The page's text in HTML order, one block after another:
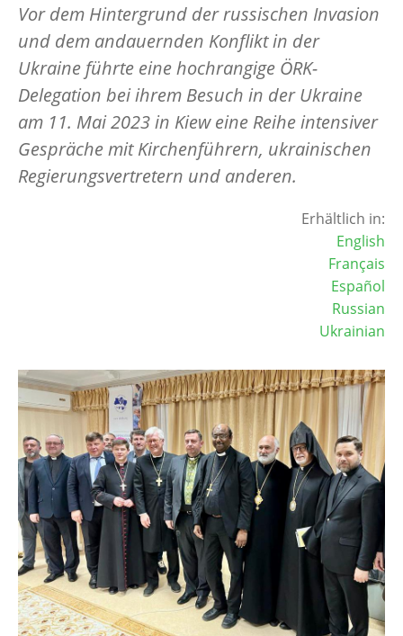
Vor dem Hintergrund der russischen Invasion
und dem andauernden Konflikt in der
Ukraine führte eine hochrangige ÖRK-
Delegation bei ihrem Besuch in der Ukraine
am 11. Mai 2023 in Kiew eine Reihe intensiver
Gespräche mit Kirchenführern, ukrainischen
Regierungsvertretern und anderen.
Erhältlich in:
English
Français
Español
Russian
Ukrainian
Image